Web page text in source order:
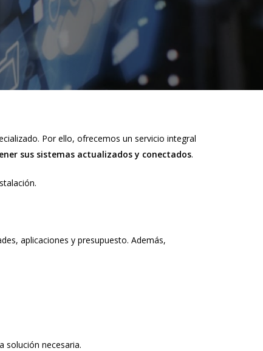
Por ello, ofrecemos un servicio integral
sus sistemas actualizados y conectados.
aplicaciones y presupuesto. Además,
solución necesaria.